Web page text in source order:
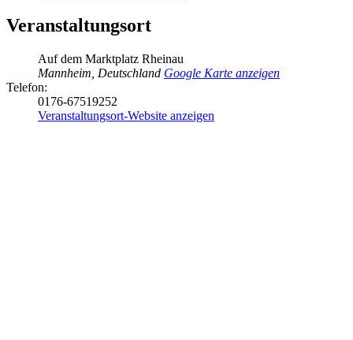
Veranstaltungsort
Auf dem Marktplatz Rheinau
Mannheim Deutschland Google Karte anzeigen
Telefon:
0176-67519252
Veranstaltungsort-Website anzeigen